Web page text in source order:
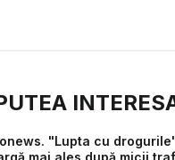
"Lupta cu
mai ales după micii